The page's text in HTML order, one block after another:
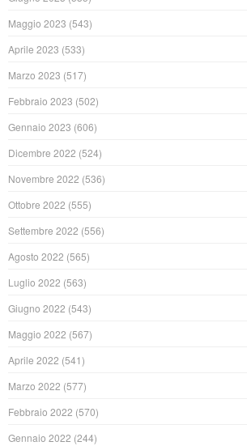
Maggio 2023 (543)
Aprile 2023 (533)
Marzo 2023 (517)
Febbraio 2023 (502)
Gennaio 2023 (606)
Dicembre 2022 (524)
Novembre 2022 (536)
Ottobre 2022 (555)
Settembre 2022 (556)
Agosto 2022 (565)
Luglio 2022 (563)
Giugno 2022 (543)
Maggio 2022 (567)
Aprile 2022 (541)
Marzo 2022 (577)
Febbraio 2022 (570)
Gennaio 2022 (244)